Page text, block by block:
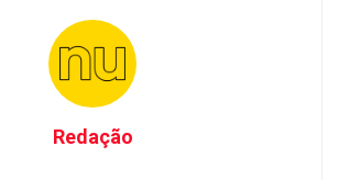
Redação